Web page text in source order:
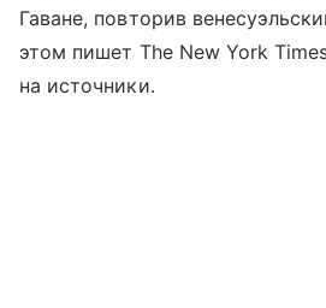
Гаване, повторив
этом пишет The New York
на источники.